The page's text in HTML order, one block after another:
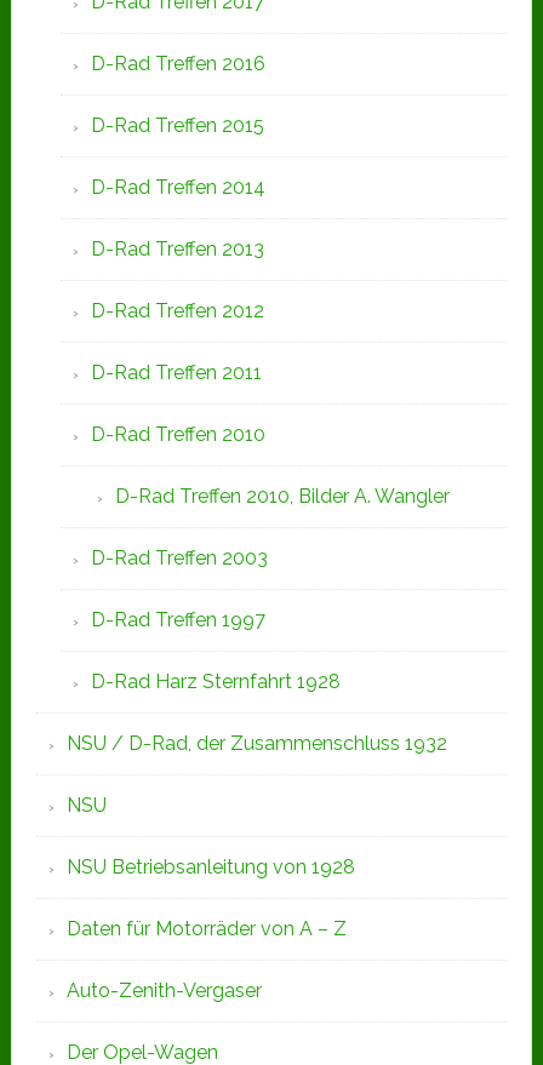
D-Rad Treffen 2016
D-Rad Treffen 2015
D-Rad Treffen 2014
D-Rad Treffen 2013
D-Rad Treffen 2012
D-Rad Treffen 2011
D-Rad Treffen 2010
D-Rad Treffen 2010, Bilder A. Wangler
D-Rad Treffen 2003
D-Rad Treffen 1997
D-Rad Harz Sternfahrt 1928
NSU / D-Rad, der Zusammenschluss 1932
NSU
NSU Betriebsanleitung von 1928
Daten für Motorräder von A – Z
Auto-Zenith-Vergaser
Der Opel-Wagen